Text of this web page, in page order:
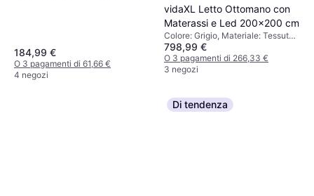
184,99 €
O 3 pagamenti di 61,66 €
4 negozi
vidaXL Letto Ottomano con
Materassi e Led 200x200 cm
Colore: Grigio, Materiale: Tessuto,
Poliestere
798,99 €
O 3 pagamenti di 266,33 €
3 negozi
Di tendenza